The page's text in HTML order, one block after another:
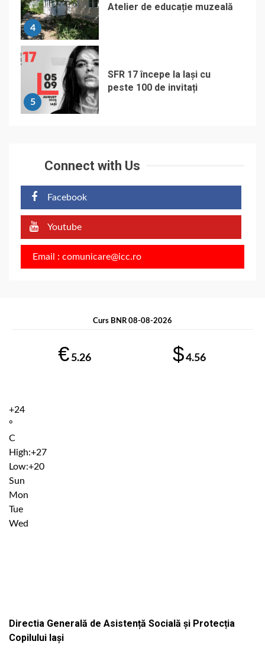
4
Atelier de educație muzeală
5
SFR 17 începe la Iași cu
peste 100 de invitați
Connect with Us
Facebook
Youtube
Email : comunicare@icc.ro
Curs BNR 08-08-2026
€ 5.26 $4.56
+24
°
C
High:+27
Low:+20
Sun
Mon
Tue
Wed
Directia Generală de Asistență Socială și Protecția
Copilului Iași